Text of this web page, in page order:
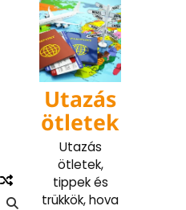
content
Utazás
ötletek
Utazás
ötletek,
tippek és
trükkök, hova